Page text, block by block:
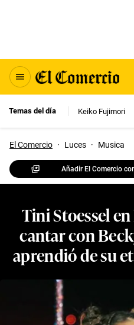
Temas del día Keiko Fujimori
El Comercio · Luces · Musica
Añadir El Comercio
Tini Stoessel
cantar con
aprendió de su